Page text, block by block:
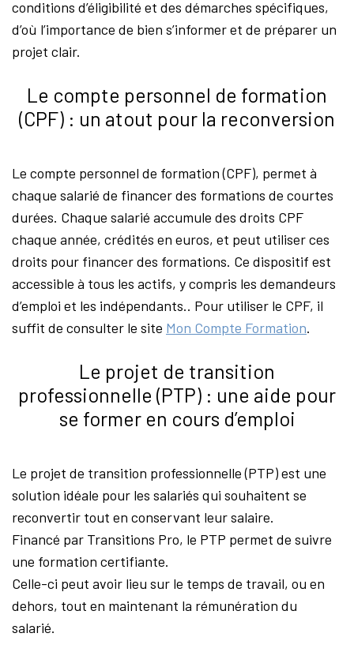
conditions d’éligibilité et des démarches spécifiques,
d’où l’importance de bien s’informer et de préparer un
projet clair.
Le compte personnel de formation
(CPF) : un atout pour la reconversion
Le compte personnel de formation (CPF), permet à
chaque salarié de financer des formations de courtes
durées. Chaque salarié accumule des droits CPF
chaque année, crédités en euros, et peut utiliser ces
droits pour financer des formations. Ce dispositif est
accessible à tous les actifs, y compris les demandeurs
d’emploi et les indépendants.. Pour utiliser le CPF, il
suffit de consulter le site Mon Compte Formation.
Le projet de transition
professionnelle (PTP) : une aide pour
se former en cours d’emploi
Le projet de transition professionnelle (PTP) est une
solution idéale pour les salariés qui souhaitent se
reconvertir tout en conservant leur salaire.
Financé par Transitions Pro, le PTP permet de suivre
une formation certifiante.
Celle-ci peut avoir lieu sur le temps de travail, ou en
dehors, tout en maintenant la rémunération du
salarié.